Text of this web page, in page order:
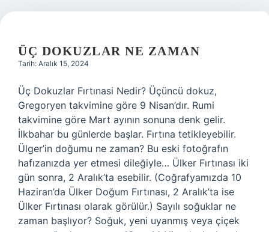
ÜÇ DOKUZLAR NE ZAMAN
Tarih: Aralık 15, 2024
Üç Dokuzlar Fırtınasi Nedir? Üçüncü dokuz,
Gregoryen takvimine göre 9 Nisan’dır. Rumi
takvimine göre Mart ayının sonuna denk gelir.
İlkbahar bu günlerde başlar. Fırtına tetikleyebilir.
Ülger’in doğumu ne zaman? Bu eski fotoğrafın
hafızanızda yer etmesi dileğiyle… Ülker Fırtınası iki
gün sonra, 2 Aralık’ta esebilir. (Coğrafyamızda 10
Haziran’da Ülker Doğum Fırtınası, 2 Aralık’ta ise
Ülker Fırtınası olarak görülür.) Sayılı soğuklar ne
zaman başlıyor? Soğuk, yeni uyanmış veya çiçek